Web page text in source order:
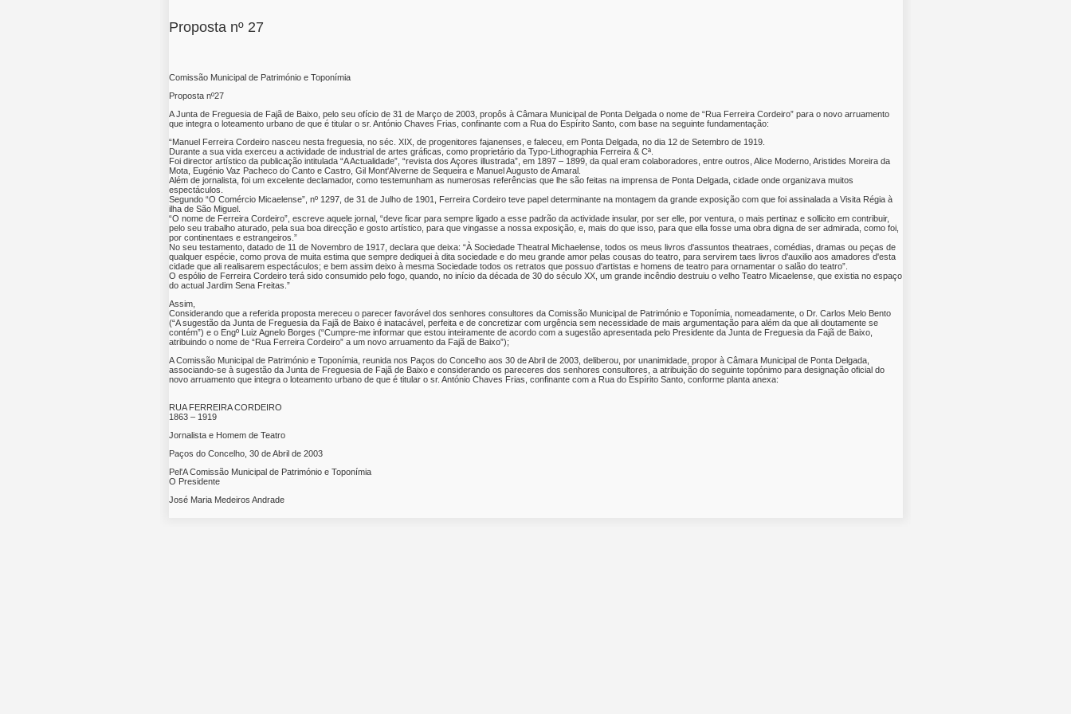
Proposta nº 27
Comissão Municipal de Património e Toponímia
Proposta nº27
A Junta de Freguesia de Fajã de Baixo, pelo seu ofício de 31 de Março de 2003, propôs à Câmara Municipal de Ponta Delgada o nome de “Rua Ferreira Cordeiro” para o novo arruamento
que integra o loteamento urbano de que é titular o sr. António Chaves Frias, confinante com a Rua do Espírito Santo, com base na seguinte fundamentação:
“Manuel Ferreira Cordeiro nasceu nesta freguesia, no séc. XIX, de progenitores fajanenses, e faleceu, em Ponta Delgada, no dia 12 de Setembro de 1919.
Durante a sua vida exerceu a actividade de industrial de artes gráficas, como proprietário da Typo-Lithographia Ferreira & Cª.
Foi director artístico da publicação intitulada “A Actualidade”, “revista dos Açores illustrada”, em 1897 – 1899, da qual eram colaboradores, entre outros, Alice Moderno, Aristides Moreira da
Mota, Eugénio Vaz Pacheco do Canto e Castro, Gil Mont'Alverne de Sequeira e Manuel Augusto de Amaral.
Além de jornalista, foi um excelente declamador, como testemunham as numerosas referências que lhe são feitas na imprensa de Ponta Delgada, cidade onde organizava muitos
espectáculos.
Segundo “O Comércio Micaelense”, nº 1297, de 31 de Julho de 1901, Ferreira Cordeiro teve papel determinante na montagem da grande exposição com que foi assinalada a Visita Régia à
ilha de São Miguel.
“O nome de Ferreira Cordeiro”, escreve aquele jornal, “deve ficar para sempre ligado a esse padrão da actividade insular, por ser elle, por ventura, o mais pertinaz e sollicito em contribuir,
pelo seu trabalho aturado, pela sua boa direcção e gosto artístico, para que vingasse a nossa exposição, e, mais do que isso, para que ella fosse uma obra digna de ser admirada, como foi,
por continentaes e estrangeiros.”
No seu testamento, datado de 11 de Novembro de 1917, declara que deixa: “À Sociedade Theatral Michaelense, todos os meus livros d'assuntos theatraes, comédias, dramas ou peças de
qualquer espécie, como prova de muita estima que sempre dediquei à dita sociedade e do meu grande amor pelas cousas do teatro, para servirem taes livros d'auxilio aos amadores d'esta
cidade que ali realisarem espectáculos; e bem assim deixo à mesma Sociedade todos os retratos que possuo d'artistas e homens de teatro para ornamentar o salão do teatro”.
O espólio de Ferreira Cordeiro terá sido consumido pelo fogo, quando, no início da década de 30 do século XX, um grande incêndio destruiu o velho Teatro Micaelense, que existia no espaço
do actual Jardim Sena Freitas.”
Assim,
Considerando que a referida proposta mereceu o parecer favorável dos senhores consultores da Comissão Municipal de Património e Toponímia, nomeadamente, o Dr. Carlos Melo Bento
(“A sugestão da Junta de Freguesia da Fajã de Baixo é inatacável, perfeita e de concretizar com urgência sem necessidade de mais argumentação para além da que ali doutamente se
contém”) e o Engº Luiz Agnelo Borges (“Cumpre-me informar que estou inteiramente de acordo com a sugestão apresentada pelo Presidente da Junta de Freguesia da Fajã de Baixo,
atribuindo o nome de “Rua Ferreira Cordeiro” a um novo arruamento da Fajã de Baixo”);
A Comissão Municipal de Património e Toponímia, reunida nos Paços do Concelho aos 30 de Abril de 2003, deliberou, por unanimidade, propor à Câmara Municipal de Ponta Delgada,
associando-se à sugestão da Junta de Freguesia de Fajã de Baixo e considerando os pareceres dos senhores consultores, a atribuição do seguinte topónimo para designação oficial do
novo arruamento que integra o loteamento urbano de que é titular o sr. António Chaves Frias, confinante com a Rua do Espírito Santo, conforme planta anexa:
RUA FERREIRA CORDEIRO
1863 – 1919
Jornalista e Homem de Teatro
Paços do Concelho, 30 de Abril de 2003
Pel'A Comissão Municipal de Património e Toponímia
O Presidente
José Maria Medeiros Andrade